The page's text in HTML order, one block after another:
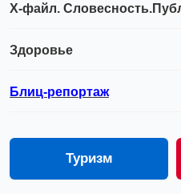
Х-файл.
Здоровье
Блиц-репортаж
Туризм